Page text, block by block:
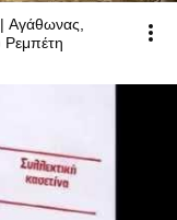
Αγάθωνας,
Ρεμπέτη